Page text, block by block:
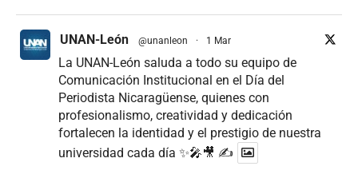
UNAN-León @unanleon · 1 Mar
La UNAN-León saluda a todo su equipo de
Comunicación Institucional en el Día del
Periodista Nicaragüense, quienes con
profesionalismo, creatividad y dedicación
fortalecen la identidad y el prestigio de nuestra
universidad cada día ✨🎤🎥 ✍